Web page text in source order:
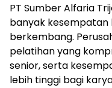
PT Sumber Alfaria
banyak kesempatan
berkembang.
pelatihan yang
senior, serta
lebih tinggi bagi